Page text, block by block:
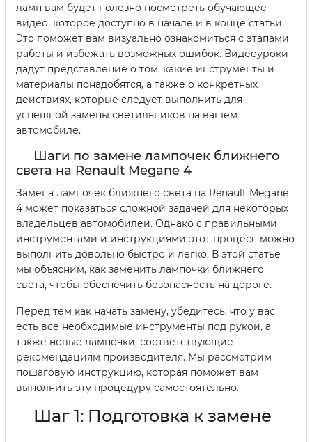
ламп вам будет полезно посмотреть обучающее
видео, которое доступно в начале и в конце статьи.
Это поможет вам визуально ознакомиться с этапами
работы и избежать возможных ошибок. Видеоуроки
дадут представление о том, какие инструменты и
материалы понадобятся, а также о конкретных
действиях, которые следует выполнить для
успешной замены светильников на вашем
автомобиле.
Шаги по замене лампочек ближнего
света на Renault Megane 4
Замена лампочек ближнего света на Renault Megane
4 может показаться сложной задачей для некоторых
владельцев автомобилей. Однако с правильными
инструментами и инструкциями этот процесс можно
выполнить довольно быстро и легко. В этой статье
мы объясним, как заменить лампочки ближнего
света, чтобы обеспечить безопасность на дороге.
Перед тем как начать замену, убедитесь, что у вас
есть все необходимые инструменты под рукой, а
также новые лампочки, соответствующие
рекомендациям производителя. Мы рассмотрим
пошаговую инструкцию, которая поможет вам
выполнить эту процедуру самостоятельно.
Шаг 1: Подготовка к замене